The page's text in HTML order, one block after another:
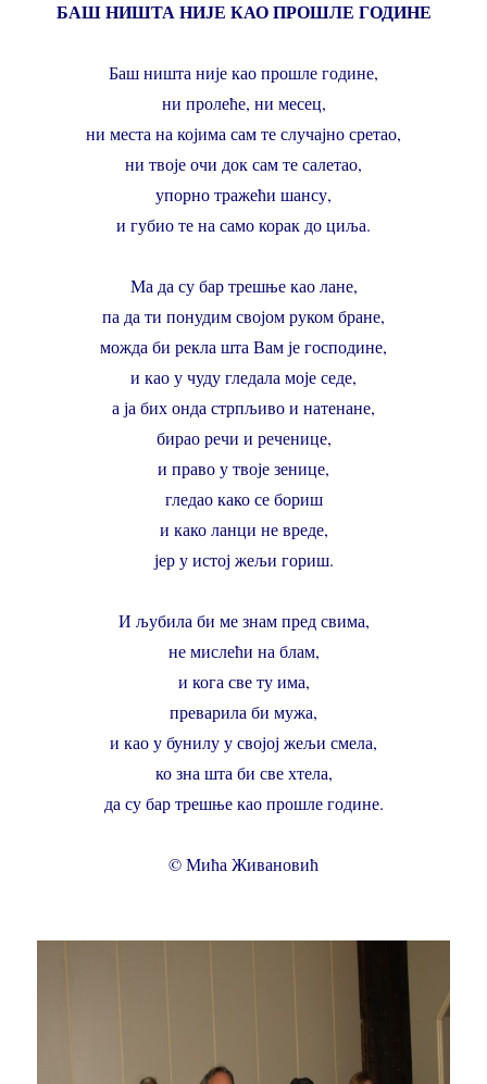
БАШ НИШТА НИЈЕ КАО ПРОШЛЕ ГОДИНЕ
Баш ништа није као прошле године,
ни пролеће, ни месец,
ни места на којима сам те случајно сретао,
ни твоје очи док сам те салетао,
упорно тражећи шансу,
и губио те на само корак до циља.
Ма да су бар трешње као лане,
па да ти понудим својом руком бране,
можда би рекла шта Вам је господине,
и као у чуду гледала моје седе,
а ја бих онда стрпљиво и натенане,
бирао речи и реченице,
и право у твоје зенице,
гледао како се бориш
и како ланци не вреде,
јер у истој жељи гориш.
И љубила би ме знам пред свима,
не мислећи на блам,
и кога све ту има,
преварила би мужа,
и као у бунилу у својој жељи смела,
ко зна шта би све хтела,
да су бар трешње као прошле године.
© Мића Живановић